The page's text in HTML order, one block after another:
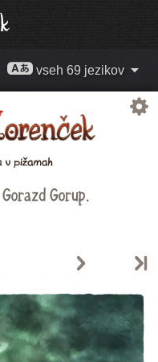
vseh 69 jezikov
Gorazd Gorup.